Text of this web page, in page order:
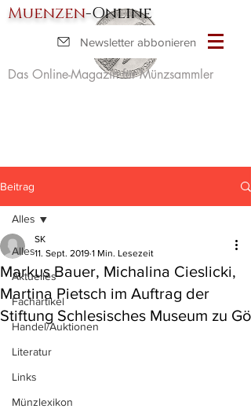
Muenzen-Online
Das Online-Magazin für Münzsammler
Newsletter abbonieren
Beitrag
Alles
Aktuelles
Fachartikel
Handel/Auktionen
Literatur
Links
Münzlexikon
Alles
Markus Bauer, Michalina Cieslicki,
Martina Pietsch im Auftrag der
Stiftung Schlesisches Museum zu Gö
SK
11. Sept. 2019 1 Min. Lesezeit